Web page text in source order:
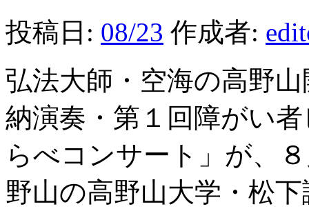
投稿日: 08/23 作成者:
弘法大師・空海の高野
納演奏・第１回障がい
らべコンサート」が、
野山の高野山大学・松